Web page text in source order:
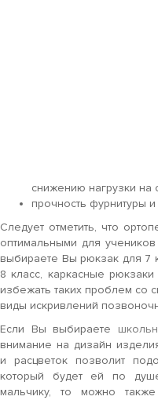
снижению нагрузки на
прочность фурнитуры
Следует отметить, что
оптимальными для
выбираете Вы рюкзак для 7
8 класс, каркасные
избежать таких проблем со
виды искривлений
Если Вы выбираете
внимание на дизайн
и расцветок позволит
который будет ей по
мальчику, то можно